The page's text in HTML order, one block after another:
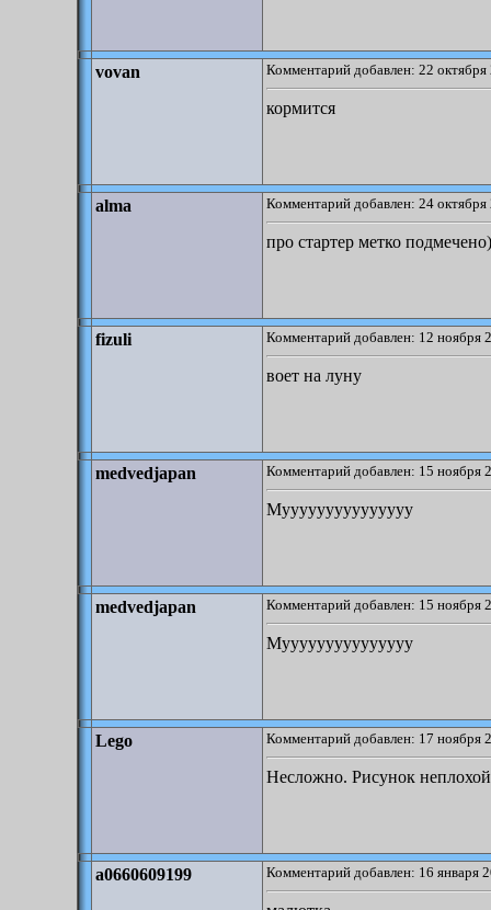
vovan Комментарий добавлен: 22
кормится
alma Комментарий добавлен: 24
про стартер метко
fizuli Комментарий добавлен: 12 ноября
воет на луну
medvedjapan Комментарий добавлен: 15 ноября
Мууууууууууууууу
medvedjapan Комментарий добавлен: 15 ноября
Мууууууууууууууу
Lego Комментарий добавлен: 17 ноября
Несложно. Рисунок
a0660609199 Комментарий добавлен: 16 января